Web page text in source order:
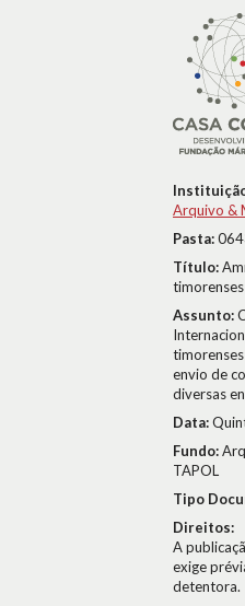
Arquivo &
Pasta:
Título:
Assunto:
envio de
diversas
Data:
Fundo:
TAPOL
Tipo
Direitos:
A
exige
detentora.